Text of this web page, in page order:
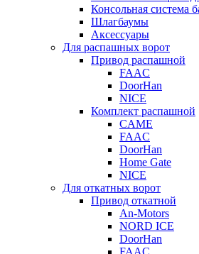
Консольная система
Шлагбаумы
Аксессуары
Для распашных ворот
Привод распашной
FAAC
DoorHan
NICE
Комплект распашной
CAME
FAAC
DoorHan
Home Gate
NICE
Для откатных ворот
Привод откатной
An-Motors
NORD ICE
DoorHan
FAAC